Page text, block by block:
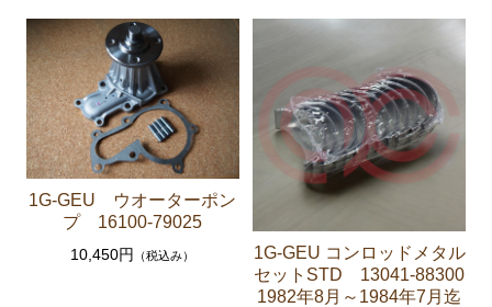
ブレーキパーツ（マスターシリンダー リペアキッ
ト ホース など）
クラッチパーツ（マスターシリンダー クラッチレリ
ーズシリンダー オーバーホールキット など）
ステアリングパーツ（ピットマンアーム アイドラー
アーム タイロッドエンド など）
足回りパーツ（アッパーマウント ベアリング ボー
ルジョイント ブッシュ類 など）
燃料パーツ（ポンプ フィルター ダンパー センダ
1G-GEU ウオーターポン
プ 16100-79025
10,450円 （税込み）
1G-GEU コンロッドメタル
セットSTD 13041-88300
1982年8月～1984年7月迄